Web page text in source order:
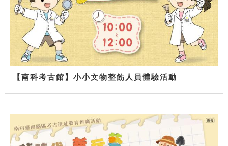
【南科考古館】小小文物整飭人員體驗活動